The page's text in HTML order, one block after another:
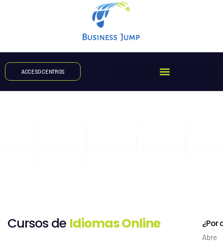
ACCESO CENTROS
Cursos de Idiomas Online
Abre
¿Por